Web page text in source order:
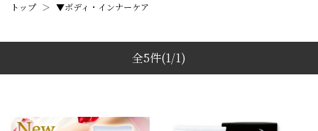
トップ ＞ ▼ボディ・インナーケア
全5件(1/1)